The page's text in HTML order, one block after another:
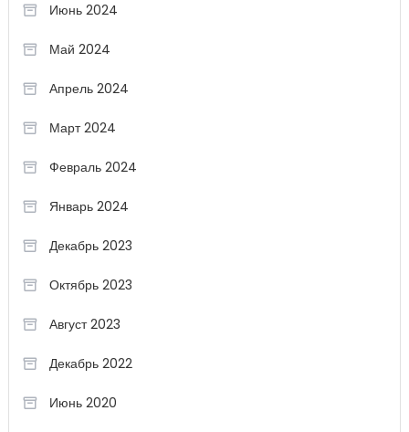
Июнь 2024
Май 2024
Апрель 2024
Март 2024
Февраль 2024
Январь 2024
Декабрь 2023
Октябрь 2023
Август 2023
Декабрь 2022
Июнь 2020